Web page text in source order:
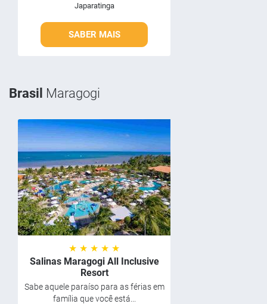
Japaratinga
SABER MAIS
Brasil Maragogi
★ ★ ★ ★ ★
Salinas Maragogi All Inclusive
Resort
Sabe aquele paraíso para as férias em
família que você está...